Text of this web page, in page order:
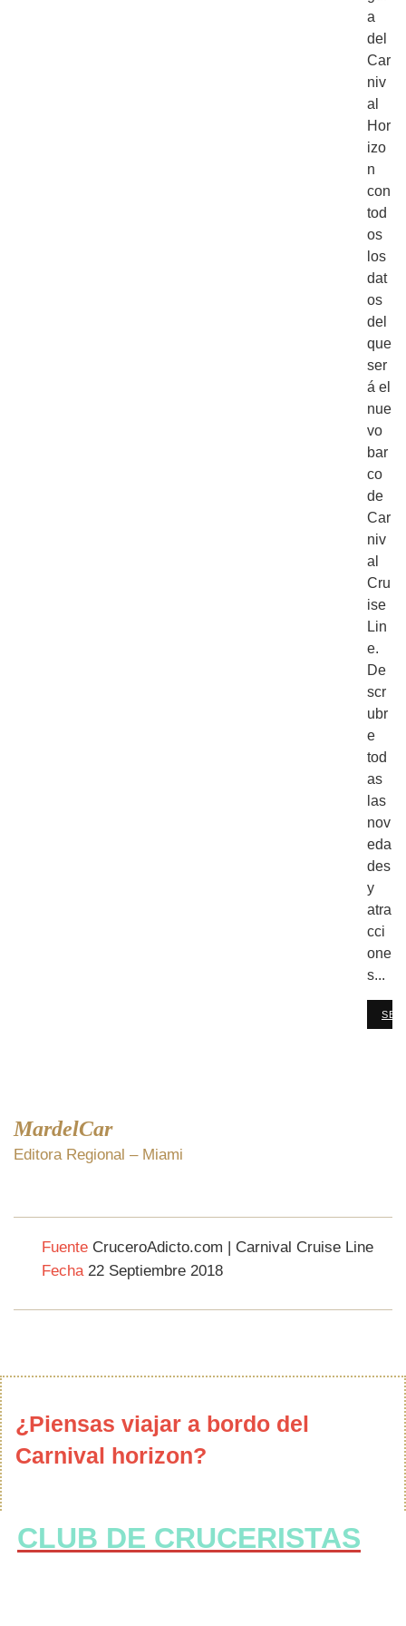
a
del
Car
niv
al
Hor
izo
n
con
tod
os
los
dat
os
del
que
ser
á el
nue
vo
bar
co
de
Car
niv
al
Cru
ise
Lin
e.
De
scr
ubr
e
tod
as
las
nov
eda
des
y
atra
cci
one
s...
MardelCar
Editora Regional – Miami
FuenteCruceroAdicto.com | Carnival Cruise Line
Fecha22 Septiembre 2018
¿Piensas viajar a bordo del
Carnival horizon?
CLUB DE CRUCERISTAS